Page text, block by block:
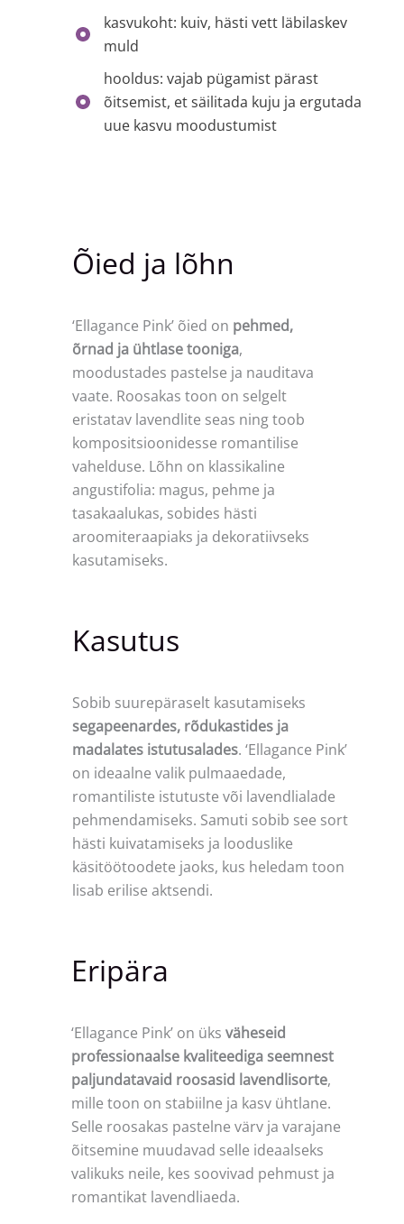
kasvukoht: kuiv, hästi vett läbilaskev
muld
hooldus: vajab pügamist pärast
õitsemist, et säilitada kuju ja ergutada
uue kasvu moodustumist
Õied ja lõhn
‘Ellagance Pink’ õied on pehmed,
õrnad ja ühtlase tooniga,
moodustades pastelse ja nauditava
vaate. Roosakas toon on selgelt
eristatav lavendlite seas ning toob
kompositsioonidesse romantilise
vahelduse. Lõhn on klassikaline
angustifolia: magus, pehme ja
tasakaalukas, sobides hästi
aroomiteraapiaks ja dekoratiivseks
kasutamiseks.
Kasutus
Sobib suurepäraselt kasutamiseks
segapeenardes, rõdukastides ja
madalates istutusalades. ‘Ellagance Pink’
on ideaalne valik pulmaaedade,
romantiliste istutuste või lavendlialade
pehmendamiseks. Samuti sobib see sort
hästi kuivatamiseks ja looduslike
käsitöötoodete jaoks, kus heledam toon
lisab erilise aktsendi.
Eripära
‘Ellagance Pink’ on üks väheseid
professionaalse kvaliteediga seemnest
paljundatavaid roosasid lavendlisorte,
mille toon on stabiilne ja kasv ühtlane.
Selle roosakas pastelne värv ja varajane
õitsemine muudavad selle ideaalseks
valikuks neile, kes soovivad pehmust ja
romantikat lavendliaeda.